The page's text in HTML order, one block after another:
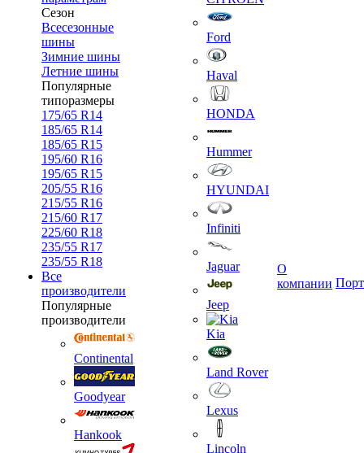
Сезон
Всесезонные
шины
Зимние шины
Летние шины
Популярные
типоразмеры
175/65 R14
185/65 R14
185/65 R15
195/60 R16
195/65 R15
205/55 R16
215/55 R16
215/60 R17
225/60 R18
235/55 R17
235/55 R18
Все
производители
Популярные
производители
Continental
Goodyear
Hankook
Ford
Haval
HONDA
Hummer
HYUNDAI
Infiniti
Jaguar
Jeep
Kia
Land Rover
Lexus
Lincoln
О
компании